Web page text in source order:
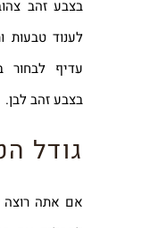
בצבע זהב
לענוד טבעות
עדיף לבחור
בצבע זהב לבן.
גודל
אם אתה רוצה